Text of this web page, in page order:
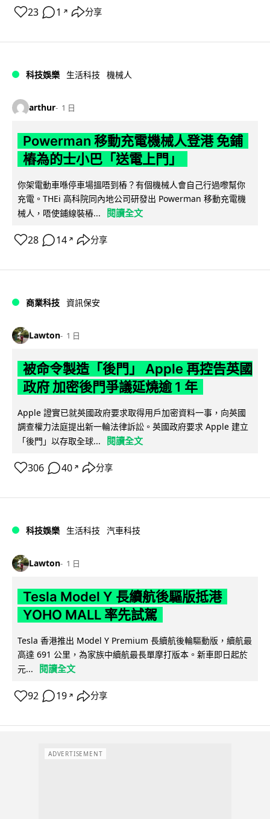
23 1 ↗ 分享
科技娛樂 生活科技 機械人
arthur 1 日
Powerman 移動充電機械人登港 免鋪
樁為的士小巴「送電上門」
你架電動車喺停車場搵唔到樁？有個機械人會自己行過嚟幫你
充電。THEi 高科院同內地公司研發出 Powerman 移動充電機
械人，唔使鋪線裝樁...
閱讀全文
28 14 ↗ 分享
商業科技 資訊保安
Lawton 1 日
被命令製造「後門」 Apple 再控告英國
政府 加密後門爭議延燒逾 1 年
Apple 證實已就英國政府要求取得用戶加密資料一事，向英國
調查權力法庭提出新一輪法律訴訟。英國政府要求 Apple 建立
「後門」以存取全球...
閱讀全文
306 40 ↗ 分享
科技娛樂 生活科技 汽車科技
Lawton 1 日
Tesla Model Y 長續航後驅版抵港
YOHO MALL 率先試駕
Tesla 香港推出 Model Y Premium 長續航後輪驅動版，續航最
高達 691 公里，為家族中續航最長單摩打版本。新車即日起於
元...
閱讀全文
92 19 ↗ 分享
ADVERTISEMENT